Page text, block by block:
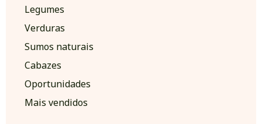
Legumes
Verduras
Sumos naturais
Cabazes
Oportunidades
Mais vendidos